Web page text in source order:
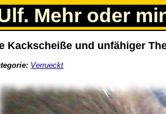
Mehr oder
Kackscheiße und unfähiger
Verrueckt